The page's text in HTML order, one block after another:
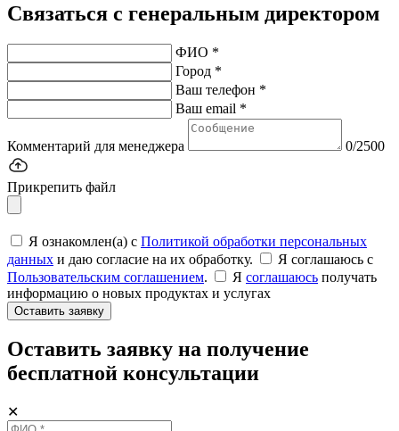
Связаться с генеральным директором
ФИО *
Город *
Ваш телефон *
Ваш email *
Комментарий для менеджера 0/2500
Прикрепить файл
Я ознакомлен(а) с Политикой обработки персональных
данных и даю согласие на их обработку.
Я соглашаюсь c
Пользовательским соглашением. Я соглашаюсь получать
информацию о новых продуктах и услугах
Оставить заявку
Оставить заявку на получение
бесплатной консультации
✕